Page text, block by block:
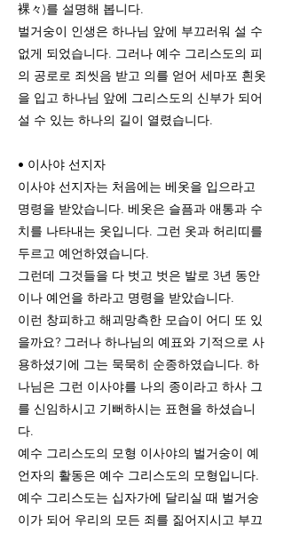
裸々)를 설명해 봅니다.
벌거숭이 인생은 하나님 앞에 부끄러워 설 수
없게 되었습니다. 그러나 예수 그리스도의 피
의 공로로 죄씻음 받고 의를 얻어 세마포 흰옷
을 입고 하나님 앞에 그리스도의 신부가 되어
설 수 있는 하나의 길이 열렸습니다.
• 이사야 선지자
이사야 선지자는 처음에는 베옷을 입으라고
명령을 받았습니다. 베옷은 슬픔과 애통과 수
치를 나타내는 옷입니다. 그런 옷과 허리띠를
두르고 예언하였습니다.
그런데 그것들을 다 벗고 벗은 발로 3년 동안
이나 예언을 하라고 명령을 받았습니다.
이런 창피하고 해괴망측한 모습이 어디 또 있
을까요? 그러나 하나님의 예표와 기적으로 사
용하셨기에 그는 묵묵히 순종하였습니다. 하
나님은 그런 이사야를 나의 종이라고 하사 그
를 신임하시고 기뻐하시는 표현을 하셨습니
다.
예수 그리스도의 모형 이사야의 벌거숭이 예
언자의 활동은 예수 그리스도의 모형입니다.
예수 그리스도는 십자가에 달리실 때 벌거숭
이가 되어 우리의 모든 죄를 짊어지시고 부끄